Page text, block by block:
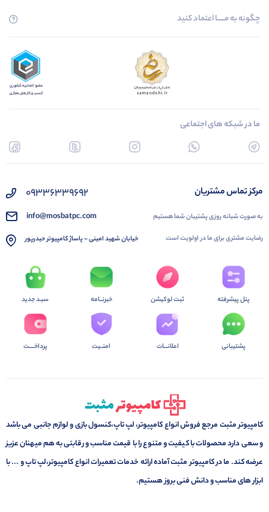
چگونه به مــــــا اعتماد کنید
ما در شبکه های اجتماعی
مرکز تماس مشتریان
به صورت شبانه روزی پشتیبان شما هستیم
رضایت مشتری برای ما در اولویت است
09336339692
info@mosbatpc.com
خیابان شهید امینی - پاساژ کامپیوتر حیدرپور
پنل پیشرفته
پشتیبانی
ثبت لوکیشن
اعلانـــات
خبرنــامه
امنــیت
سبـد جدید
پرداخــــت
کامپیوتر مثبت مرجع فروش انواع کامپیوتر، لپ تاپ،کنسول بازی و لوازم جانبی می باشد
و سعی دارد محصولات با کیفیت و متنوع را با قیمت مناسب و رقابتی به هم میهنان عزیز
عرضه کند. ما در کامپیوتر مثبت آماده ارائه خدمات تعمیرات انواع کامپیوتر،لپ تاپ و ... با
ابزار های مناسب و دانش فنی بروز هستیم.